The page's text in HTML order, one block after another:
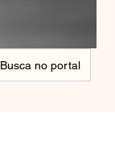
Busca no portal